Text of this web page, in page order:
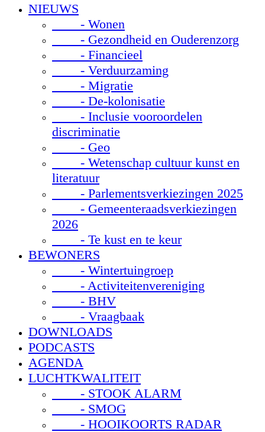
NIEUWS
- Wonen
- Gezondheid en Ouderenzorg
- Financieel
- Verduurzaming
- Migratie
- De-kolonisatie
- Inclusie vooroordelen
discriminatie
- Geo
- Wetenschap cultuur kunst en
literatuur
- Parlementsverkiezingen 2025
- Gemeenteraadsverkiezingen
2026
- Te kust en te keur
BEWONERS
- Wintertuingroep
- Activiteitenvereniging
- BHV
- Vraagbaak
DOWNLOADS
PODCASTS
AGENDA
LUCHTKWALITEIT
- STOOK ALARM
- SMOG
- HOOIKOORTS RADAR